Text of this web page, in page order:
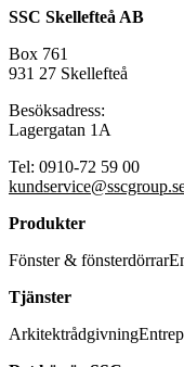
SSC Skellefteå AB
Box 761
931 27 Skellefteå
Besöksadress:
Lagergatan 1A
Tel: 0910-72 59 00
Produkter
Fönster & fönsterdörrar
Tjänster
Arkitektrådgivning